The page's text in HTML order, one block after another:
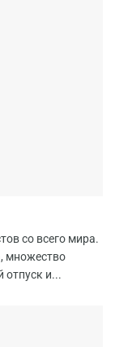
со всего мира.
множество
отпуск и...